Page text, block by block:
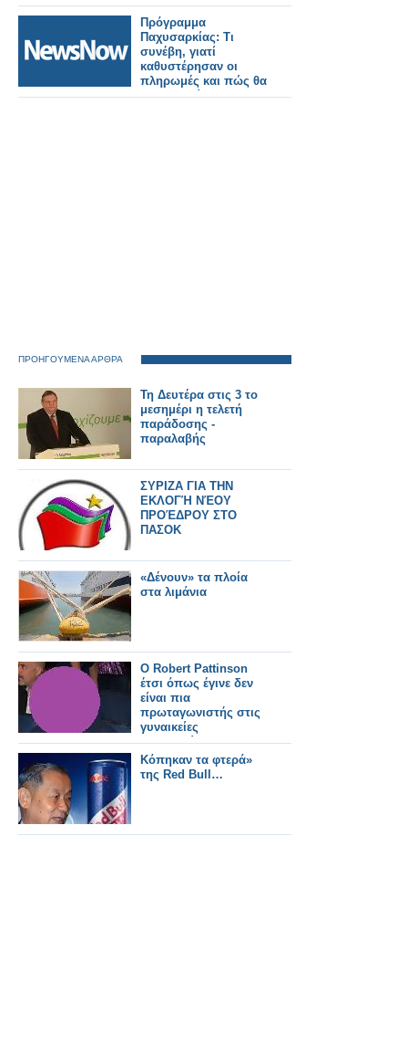
Πρόγραμμα
Παχυσαρκίας: Τι
συνέβη, γιατί
καθυστέρησαν οι
πληρωμές και πώς θα
συνεχιστεί
ΠΡΟΗΓΟΥΜΕΝΑ ΑΡΘΡΑ
Τη Δευτέρα στις 3 το
μεσημέρι η τελετή
παράδοσης -
παραλαβής
ΣΥΡΙΖΑ ΓΙΑ ΤΗΝ
ΕΚΛΟΓΉ ΝΈΟΥ
ΠΡΟΈΔΡΟΥ ΣΤΟ
ΠΑΣΟΚ
«Δένουν» τα πλοία
στα λιμάνια
Ο Robert Pattinson
έτσι όπως έγινε δεν
είναι πια
πρωταγωνιστής στις
γυναικείες
φαντασιώσεις!
Κόπηκαν τα φτερά»
της Red Bull…